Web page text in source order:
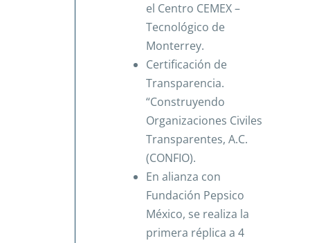
el Centro CEMEX –
Tecnológico de
Monterrey.
Certificación de
Transparencia.
“Construyendo
Organizaciones Civiles
Transparentes, A.C.
(CONFIO).
En alianza con
Fundación Pepsico
México, se realiza la
primera réplica a 4